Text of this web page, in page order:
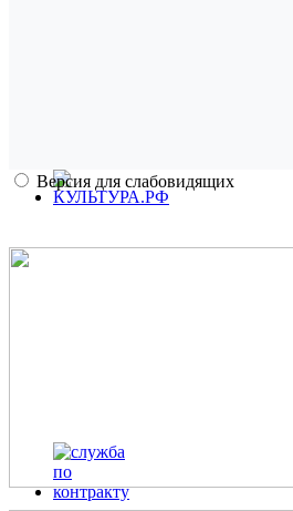
Версия для слабовидящих